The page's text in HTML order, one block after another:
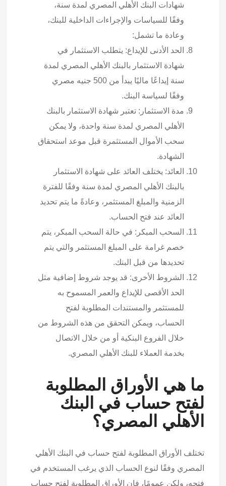
شهادات البنك الأهلي المصري لمدة سنة،
وفقًا للسياسات والإجراءات الداخلية للبنك،
وعادة ما تشمل:
الحد الأدنى للإيداع: يتطلب الاستثمار في
شهادة الاستثمار بالبنك الأهلي المصري لمدة
سنة إيداعًا ماليًا يبدأ من 500 جنيه مصري
وفقًا لسياسة البنك.
مدة الاستثمار: تعتبر شهادة الاستثمار بالبنك
الأهلي المصري لمدة سنة واحدة، ولا يمكن
سحب الأموال المستثمرة قبل موعد استحقاق
الشهادة.
العائد: يختلف العائد على شهادة الاستثمار
بالبنك الأهلي المصري لمدة سنة وفقًا للفترة
الزمنية والمبلغ المستثمر، وعادةً ما يتم تحديد
العائد عند فتح الحساب.
السحب المبكر: في حالة السحب المبكر، يتم
خصم غرامة على المبلغ المستثمر والتي يتم
تحديدها من قبل البنك.
الشروط الأخرى: قد يوجد شروط إضافية مثل
الحد الأقصى للإيداع والعمر المسموح به
للمستثمر والمستندات المطلوبة لفتح
الحساب، ويمكن التحقق من هذه الشروط من
خلال الفروع البنكية أو من خلال الاتصال
بخدمة العملاء للبنك الأهلي المصري.
ما هي الأوراق المطلوبة
لفتح حساب في البنك
الأهلي المصري؟
تختلف الأوراق المطلوبة لفتح حساب في البنك الأهلي
المصري وفقًا لنوع الحساب الذي يرغب المستخدم في
فتحه، ولكن عمومًا، فإن الأوراق المطلوبة لفتح حساب